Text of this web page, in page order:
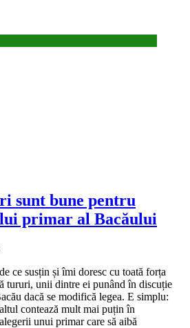
sunt bune pentru
primar al Bacăului
ce susțin și îmi doresc cu toată forța
tururi, unii dintre ei punând în discuție
dacă se modifică legea. E simplu:
contează mult mai puțin în
unui primar care să aibă